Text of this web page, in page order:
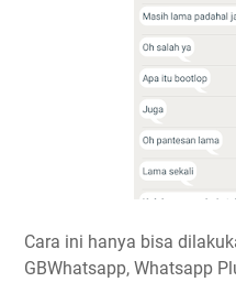
Cara ini hanya bisa
GBWhatsapp, Whatsapp